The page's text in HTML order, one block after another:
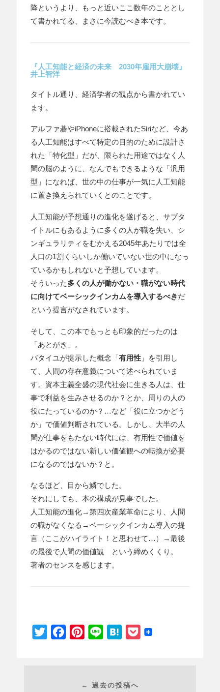
降というより、もっと近いここ数年のこととし
て書かれてる、まさに今読むべき本です。
『人工知能と経済の未来 2030年雇用大崩壊』
井上智洋
タイトル通り、経済学者の観点から書かれてい
ます。
アルファ碁やiPhoneに搭載されたSiriなど、今あ
る人工知能はすべて特定の目的のために設計さ
れた「特化型」だが、限られた用途ではなく人
間の脳のように、なんでもできるような「汎用
型」になれば、世の中の仕事が一気に人工知能
に置き換えられていくとのことです。
人工知能が予想通りの進化を遂げると、サブタ
イトルにもあるように多くの人が職を失い、シ
ンギュラリティをむかえる2045年あたりでは全
人口の1割くらいしか働いていない世の中になっ
ているかもしれないと予想しています。
そういった多くの人が働かない・職がない時代
に向けてベーシックインカムを導入するべきだ
という提言がなされています。
そして、この本でもっとも印象的だったのは
「あとがき」。
バタイユが提示した概念「有用性 」を引用し
て、人間の存在意義について述べられていま
す。資本主義全盛の現代社会に生きる人は、仕
事で利益を生みさせるのか？とか、周りの人の
役にたっているのか？…など「役に立つかどう
か」で価値判断されている。しかし、大半の人
間が仕事をもたない時代には、有用性で価値を
はかるのではない新しい価値観への転換が必要
になるのではないか？と。
なるほど、目から鱗でした。
それにしても、本の構成が見事でした。
人工知能の進化→第四次産業革命により、人間
の職がなくなる→ベーシックインカム導入の提
言（ここがハイライト！と思わせて…）→最後
の最後で人間の価値観 という締めくくり。
著者のセンスを感じます。
Twitter FacebookPinterest
Line HatenaPocket
← 過去の投稿へ